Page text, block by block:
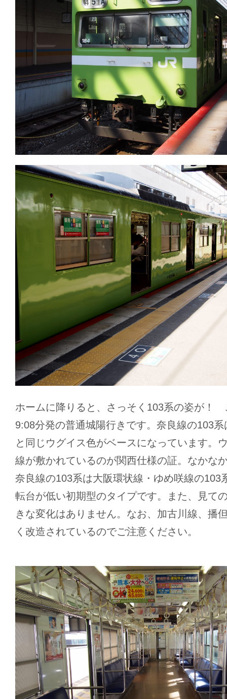
ホームに降りると、さっそく103系の姿が！
9:08分発の普通城陽行きです。奈良線の103
と同じウグイス色がベースになっています。
線が敷かれているのが関西仕様の証。なかな
奈良線の103系は大阪環状線・ゆめ咲線の103
転台が低い初期型のタイプです。また、見て
きな変化はありません。なお、加古川線、播
く改造されているのでご注意ください。